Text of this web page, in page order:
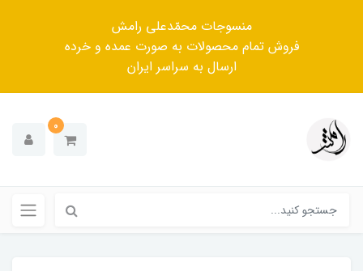
منسوجات محمّدعلی رامش
فروش تمام محصولات به صورت عمده و خرده
ارسال به سراسر ایران
0